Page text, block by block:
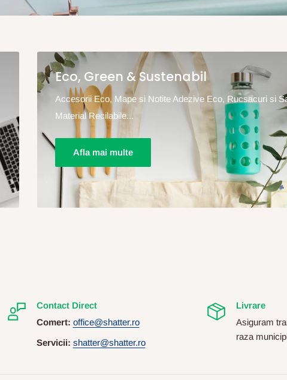
Eco, Green & Sustenabil
Accesorii Eco, Mape si Notite Adezive Eco, Rucsacuri si
Material Recilabile...
Afla mai multe
Contact Direct
Comert: office@shatter.ro
Servicii: shatter@shatter.ro
Livrare
Asiguram
raza